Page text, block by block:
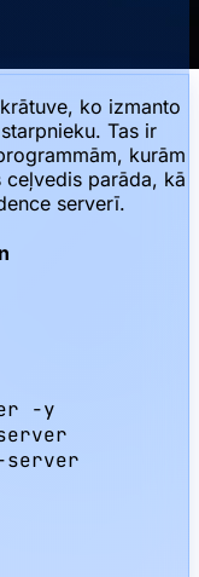
ko izmanto
Tas ir
kurām
ceļvedis parāda, kā
serverī.
-y